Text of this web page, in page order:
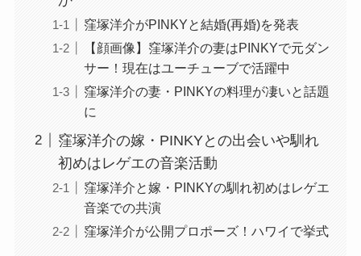
窪塚洋介がPINKYと結婚(再婚)を発表
【顔画像】窪塚洋介の妻はPINKYで元ダン
サー！現在はユーチューブで活躍中
窪塚洋介の妻・PINKYの料理が凄いと話題
に
窪塚洋介の嫁・PINKYとの出会いや馴れ
初めはレゲエの音楽活動
窪塚洋介と嫁・PINKYの馴れ初めはレゲエ
音楽での共演
窪塚洋介が公開プロポーズ！ハワイで挙式